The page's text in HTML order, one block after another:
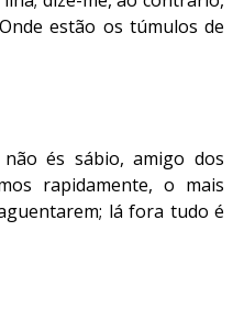
estão os túmulos de
és sábio, amigo dos
rapidamente, o mais
lá fora tudo é